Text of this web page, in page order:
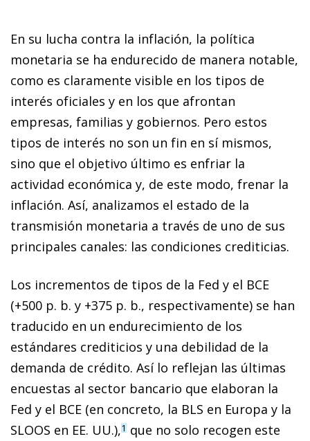
En su lucha contra la inflación, la política
monetaria se ha endurecido de manera notable,
como es claramente visible en los tipos de
interés oficiales y en los que afrontan
empresas, familias y gobiernos. Pero estos
tipos de interés no son un fin en sí mismos,
sino que el objetivo último es enfriar la
actividad económica y, de este modo, frenar la
inflación. Así, analizamos el estado de la
transmisión monetaria a través de uno de sus
principales canales: las condiciones crediticias.
Los incrementos de tipos de la Fed y el BCE
(+500 p. b. y +375 p. b., respectivamente) se han
traducido en un endurecimiento de los
estándares crediticios y una debilidad de la
demanda de crédito. Así lo reflejan las últimas
encuestas al sector bancario que elaboran la
Fed y el BCE (en concreto, la BLS en Europa y la
SLOOS en EE. UU.),1 que no solo recogen este